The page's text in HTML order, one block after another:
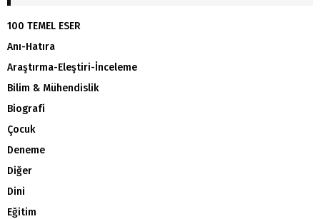
100 TEMEL ESER
Anı-Hatıra
Araştırma-Eleştiri-İnceleme
Bilim & Mühendislik
Biografi
Çocuk
Deneme
Diğer
Dini
Eğitim